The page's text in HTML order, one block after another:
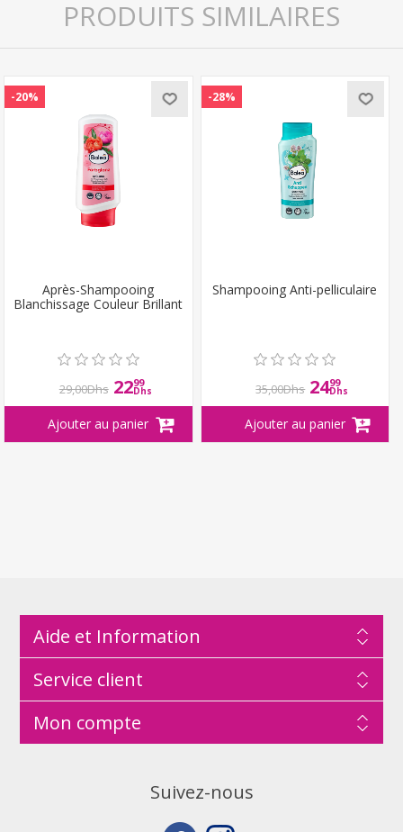
PRODUITS SIMILAIRES
-20%
Après-Shampooing
Blanchissage Couleur Brillant
29,00Dhs 2299
Dhs
-28%
Shampooing Anti-pelliculaire
35,00Dhs 2499
Dhs
Aide et Information
Service client
Mon compte
Suivez-nous